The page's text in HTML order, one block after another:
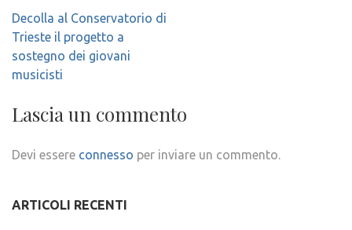
Navigazione
articoli
Decolla al Conservatorio di
Trieste il progetto a
sostegno dei giovani
musicisti
Lascia un commento
Devi essere connesso per inviare un commento.
ARTICOLI RECENTI